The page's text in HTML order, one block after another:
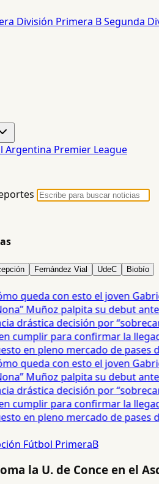
División Primera BSegunda
Argentina Premier League
Fernández Vial UdeC Biobío
queda con esto el joven
Muñoz palpita su debut ante
decisión por
para confirmar la
en pleno mercado de pases
queda con esto el joven
Muñoz palpita su debut ante
decisión por
para confirmar la
en pleno mercado de pases
Fútbol PrimeraB
la U. de Conce en el